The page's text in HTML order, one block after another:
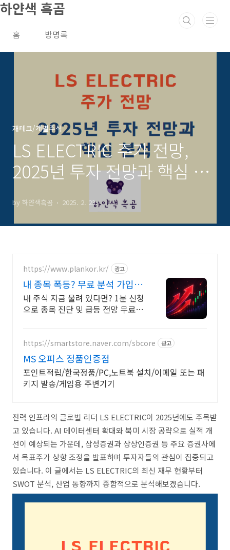
본문 바로가기
하얀색 흑곰
홈 방명록
재테크/개별주식
LS ELECTRIC 주가 전망,
2025년 투자 전망과 핵심 분
by 하얀색흑곰 2025. 2. 23.
https://www.plankor.kr/ 광고
내 종목 폭등? 무료 분석 가입즉
시 무료리포트 100%
내 주식 지금 물려 있다면? 1분 신청
으로 종목 진단 및 급등 전망 무료 분
https://smartstore.naver.com/sbcore 광고
MS 오피스 정품인증점
포인트적립/한국정품/PC,노트북 설치/이메일 또는 패
키지 발송/게임용 주변기기
전력 인프라의 글로벌 리더 LS ELECTRIC이 2025년에도 주목받
고 있습니다. AI 데이터센터 확대와 북미 시장 공략으로 실적 개
선이 예상되는 가운데, 삼성증권과 상상인증권 등 주요 증권사에
서 목표주가 상향 조정을 발표하며 투자자들의 관심이 집중되고
있습니다. 이 글에서는 LS ELECTRIC의 최신 재무 현황부터
SWOT 분석, 산업 동향까지 종합적으로 분석해보겠습니다.